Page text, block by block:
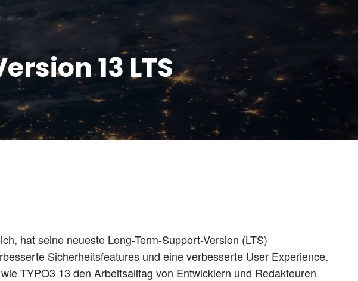
13 LTS
hat seine neueste Long-Term-Support-Version (LTS)
Sicherheitsfeatures und eine verbesserte User Experience.
TYPO3 13 den Arbeitsalltag von Entwicklern und Redakteuren